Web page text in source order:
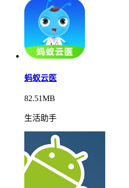
蚂蚁云医
82.51MB
生活助手